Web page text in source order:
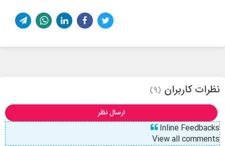
نظرات کاربران (9)
ارسال نظر
Inline Feedbacks
View all comments